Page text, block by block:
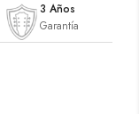
3 Años
Garantía